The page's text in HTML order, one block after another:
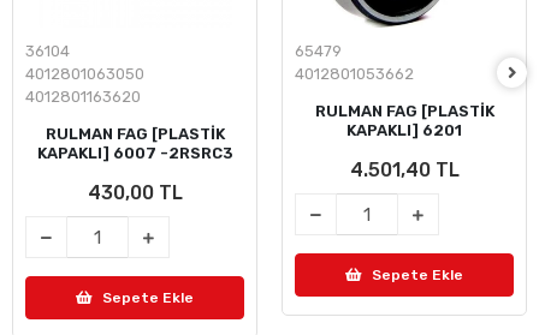
36104
4012801063050
4012801163620
RULMAN FAG [PLASTİK
KAPAKLI] 6007 -2RSRC3
430,00 TL
Sepete Ekle
65479
4012801053662
RULMAN FAG [PLASTİK
KAPAKLI] 6201
4.501,40 TL
Sepete Ekle